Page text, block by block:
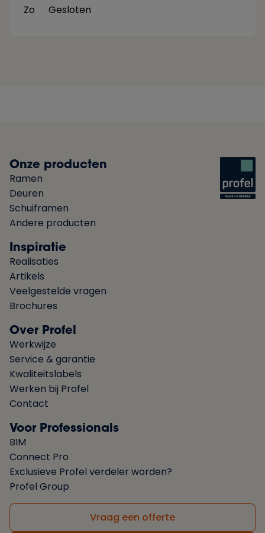
Zo
Gesloten
Onze producten
Ramen
Deuren
Schuiframen
Andere producten
Inspiratie
Realisaties
Artikels
Veelgestelde vragen
Brochures
Over Profel
Werkwijze
Service & garantie
Kwaliteitslabels
Werken bij Profel
Contact
Voor Professionals
BIM
Connect Pro
Exclusieve Profel verdeler worden?
Profel Group
Vraag een offerte